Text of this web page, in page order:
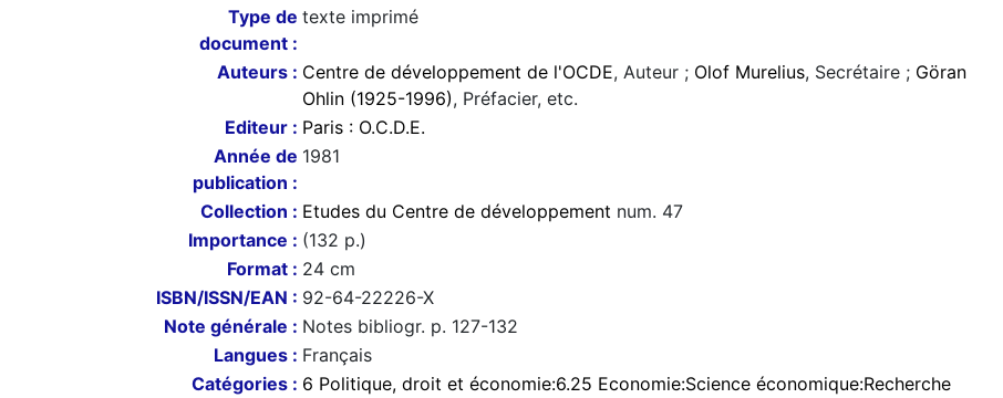
Type de
document :
texte imprimé
Auteurs : Centre de développement de l'OCDE, Auteur ; Olof Murelius, Secrétaire ; Göran
Ohlin (1925-1996), Préfacier, etc.
Editeur : Paris : O.C.D.E.
Année de
publication :
1981
Collection : Etudes du Centre de développement num. 47
Importance : (132 p.)
Format : 24 cm
ISBN/ISSN/EAN : 92-64-22226-X
Note générale : Notes bibliogr. p. 127-132
Langues : Français
Catégories : 6 Politique, droit et économie:6.25 Economie:Science économique:Recherche